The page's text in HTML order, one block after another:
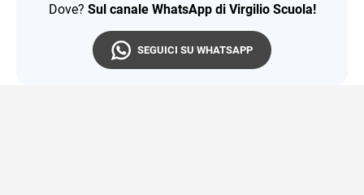
Dove? Sul canale WhatsApp di Virgilio Scuola!
SEGUICI SU WHATSAPP